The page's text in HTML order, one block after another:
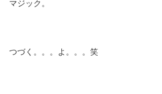
マジック。
つづく。。。よ。。。笑